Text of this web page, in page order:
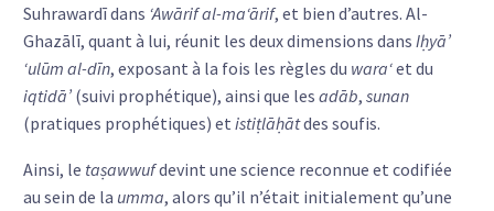
Suhrawardī dans ‘Awārif al-ma‘ārif, et bien d’autres. Al-
Ghazālī, quant à lui, réunit les deux dimensions dans Iḥyā’
‘ulūm al-dīn, exposant à la fois les règles du wara‘et du
iqtidā’ (suivi prophétique), ainsi que les adāb, sunan
(pratiques prophétiques) et istiṭlāḥātdes soufis.
Ainsi, le taṣawwufdevint une science reconnue et codifiée
au sein de la umma, alors qu’il n’était initialement qu’une